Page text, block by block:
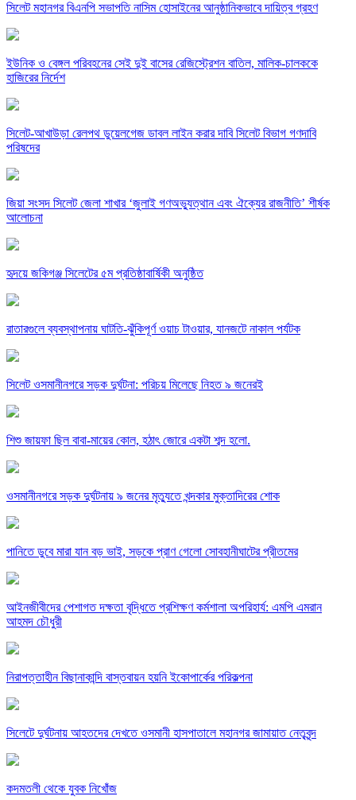
সিলেট মহানগর বিএনপি সভাপতি নাসিম হোসাইনের আনুষ্ঠানিকভাবে দায়িত্ব গ্রহণ
ইউনিক ও বেঙ্গল পরিবহনের সেই দুই বাসের রেজিস্ট্রেশন বাতিল, মালিক-চালককে
হাজিরের নির্দেশ
সিলেট-আখাউড়া রেলপথ ডুয়েলগেজ ডাবল লাইন করার দাবি সিলেট বিভাগ গণদাবি
পরিষদের
জিয়া সংসদ সিলেট জেলা শাখার ‘জুলাই গণঅভ্যুত্থান এবং ঐক্যের রাজনীতি’ শীর্ষক
আলোচনা
হৃদয়ে জকিগঞ্জ সিলেটের ৫ম প্রতিষ্ঠাবার্ষিকী অনুষ্ঠিত
রাতারগুলে ব্যবস্থাপনায় ঘাটতি-ঝুঁকিপূর্ণ ওয়াচ টাওয়ার, যানজটে নাকাল পর্যটক
সিলেট ওসমানীনগরে সড়ক দুর্ঘটনা: পরিচয় মিলেছে নিহত ৯ জনেরই
শিশু জায়ফা ছিল বাবা-মায়ের কোল, হঠাৎ জোরে একটা শব্দ হলো.
ওসমানীনগরে সড়ক দুর্ঘটনায় ৯ জনের মৃত্যুতে খন্দকার মুক্তাদিরের শোক
পানিতে ডুবে মারা যান বড় ভাই, সড়কে প্রাণ গেলো সোবহানীঘাটের প্রীতমের
আইনজীবীদের পেশাগত দক্ষতা বৃদ্ধিতে প্রশিক্ষণ কর্মশালা অপরিহার্য: এমপি এমরান
আহমদ চৌধুরী
নিরাপত্তাহীন বিছানাকান্দি বাস্তবায়ন হয়নি ইকোপার্কের পরিকল্পনা
সিলেটে দুর্ঘটনায় আহতদের দেখতে ওসমানী হাসপাতালে মহানগর জামায়াত নেতৃবৃন্দ
কদমতলী থেকে যুবক নিখোঁজ